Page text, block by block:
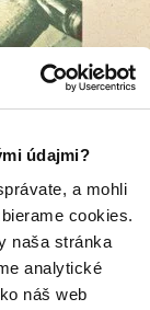
údajmi?
a mohli
cookies.
naša stránka
analytické
náš web